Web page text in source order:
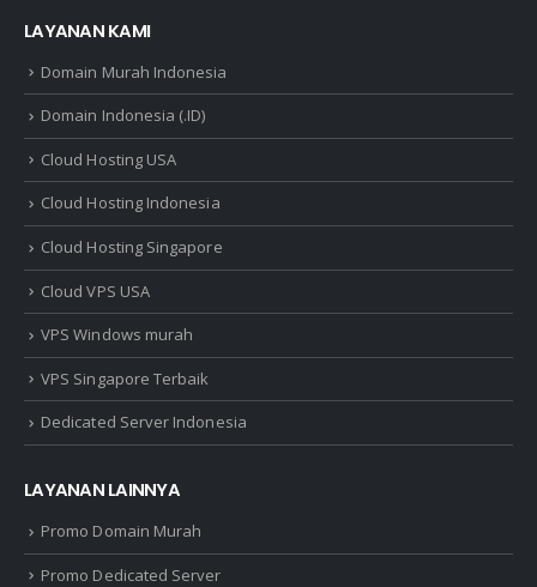
LAYANAN KAMI
Domain Murah Indonesia
Domain Indonesia (.ID)
Cloud Hosting USA
Cloud Hosting Indonesia
Cloud Hosting Singapore
Cloud VPS USA
VPS Windows murah
VPS Singapore Terbaik
Dedicated Server Indonesia
LAYANAN LAINNYA
Promo Domain Murah
Promo Dedicated Server